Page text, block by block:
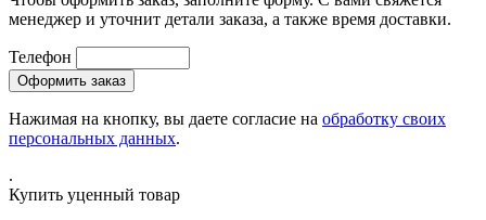
менеджер и уточнит детали заказа, а также время доставки.
Телефон
Нажимая на кнопку, вы даете согласие на обработку своих
персональных данных.
.
Купить уценный товар